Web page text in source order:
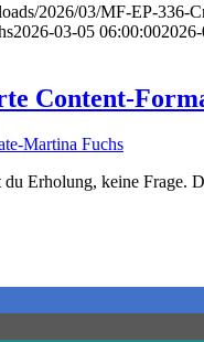
2026/03/MF-EP-336-
2026-03-05 06:00:00
Content-
Erholung, keine